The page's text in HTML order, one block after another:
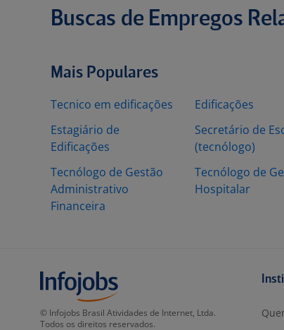
Buscas de Empregos
Mais Populares
Tecnico em edificações
Estagiário de
Edificações
Tecnólogo de Gestão
Administrativo
Financeira
Edificações
Secretário de
(tecnólogo)
Tecnólogo de
Hospitalar
© Infojobs Brasil Atividades de Internet, Ltda.
Todos os direitos reservados.